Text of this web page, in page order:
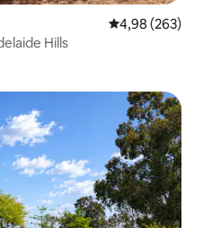
Nilai rata-rata
4,98 (263)
Hills